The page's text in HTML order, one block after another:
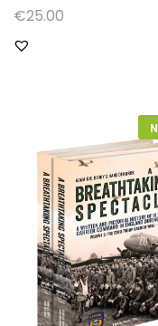
Gewaarde
erd
uit 5
€25.00